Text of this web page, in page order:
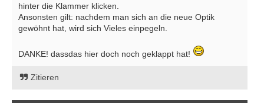
hinter die Klammer klicken.
Ansonsten gilt: nachdem man sich an die neue Optik
gewöhnt hat, wird sich Vieles einpegeln.
DANKE! dassdas hier doch noch geklappt hat!
Zitieren